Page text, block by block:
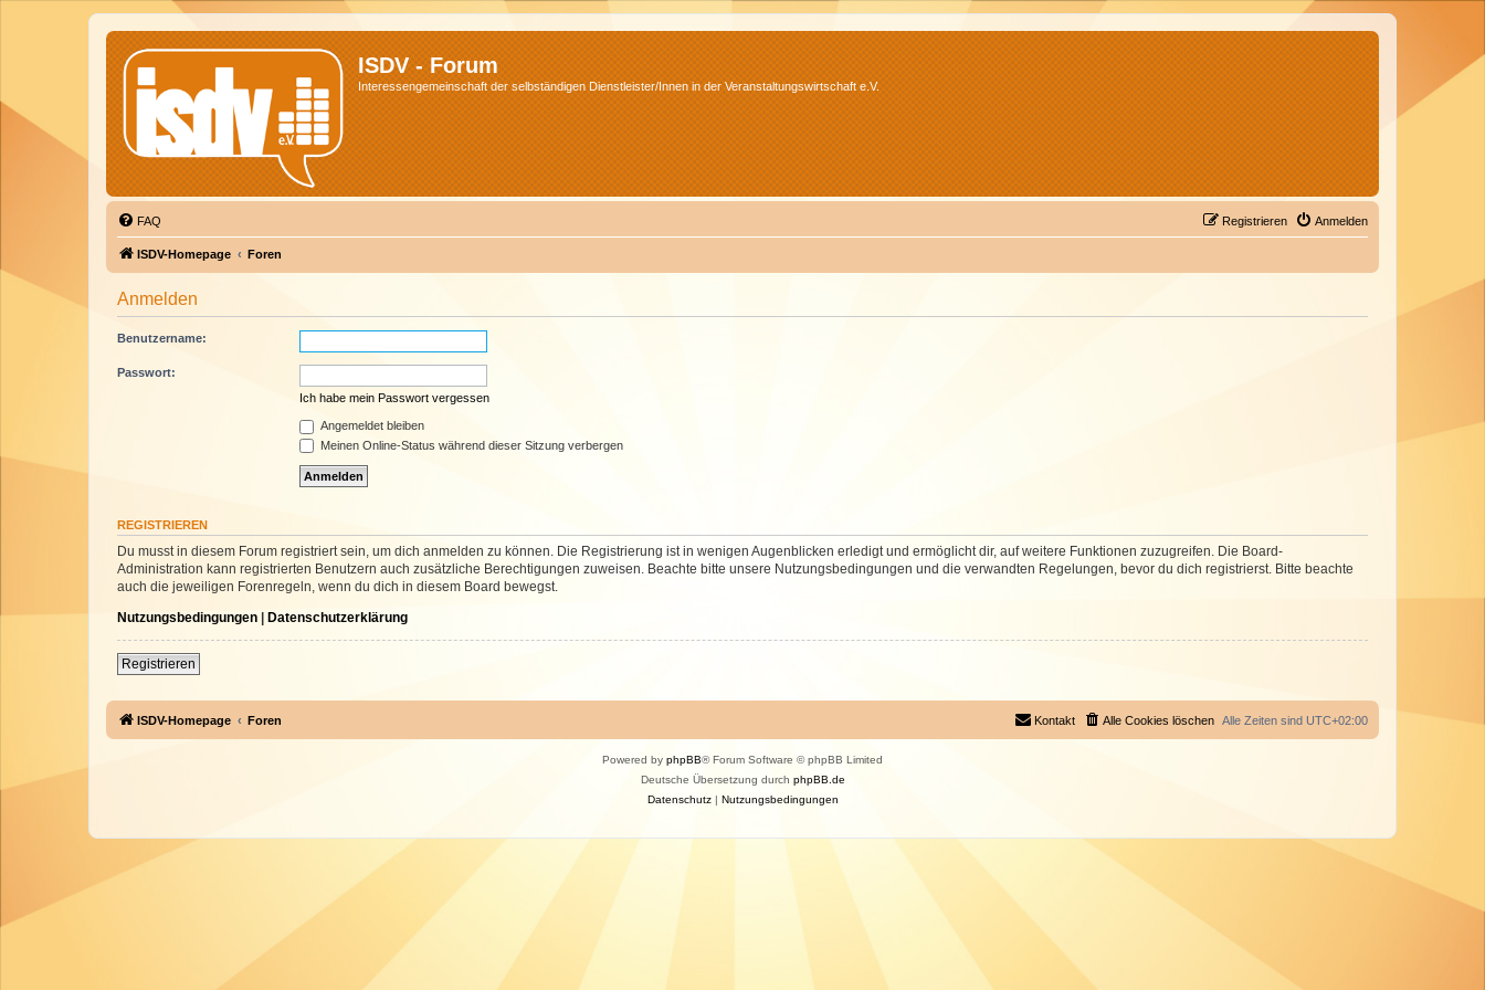
ISDV - Forum
Interessengemeinschaft der selbständigen Dienstleister/Innen in der Veranstaltungswirtschaft e.V.
FAQ Anmelden
Registrieren
ISDV-Homepage Foren
Anmelden
Benutzername:
Passwort:
Ich habe mein Passwort vergessen
Angemeldet bleiben
Meinen Online-Status während dieser Sitzung verbergen
REGISTRIEREN
Du musst in diesem Forum registriert sein, um dich anmelden zu können. Die Registrierung ist in wenigen Augenblicken erledigt und ermöglicht dir, auf weitere Funktionen zuzugreifen. Die Board-
Administration kann registrierten Benutzern auch zusätzliche Berechtigungen zuweisen. Beachte bitte unsere Nutzungsbedingungen und die verwandten Regelungen, bevor du dich registrierst. Bitte beachte
auch die jeweiligen Forenregeln, wenn du dich in diesem Board bewegst.
Nutzungsbedingungen | Datenschutzerklärung
Registrieren
ISDV-Homepage Foren Alle Zeiten sind UTC+02:00
Alle Cookies löschen
Kontakt
Powered by phpBB® Forum Software © phpBB Limited
Deutsche Übersetzung durch phpBB.de
Datenschutz| Nutzungsbedingungen